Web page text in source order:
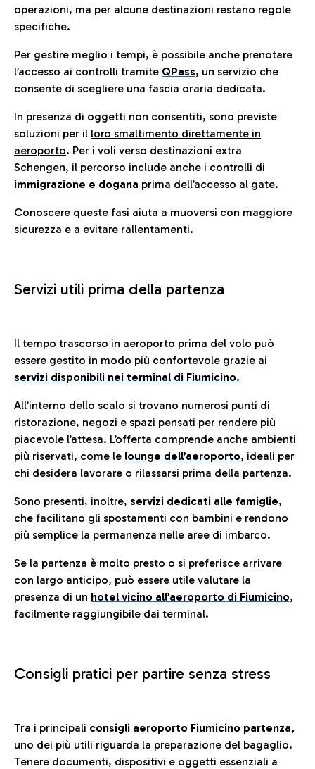
operazioni, ma per alcune destinazioni restano regole
specifiche.
Per gestire meglio i tempi, è possibile anche prenotare
l’accesso ai controlli tramite QPass, un servizio che
consente di scegliere una fascia oraria dedicata.
In presenza di oggetti non consentiti, sono previste
soluzioni per il loro smaltimento direttamente in
aeroporto. Per i voli verso destinazioni extra
Schengen, il percorso include anche i controlli di
immigrazione e dogana prima dell’accesso al gate.
Conoscere queste fasi aiuta a muoversi con maggiore
sicurezza e a evitare rallentamenti.
Servizi utili prima della partenza
Il tempo trascorso in aeroporto prima del volo può
essere gestito in modo più confortevole grazie ai
servizi disponibili nei terminal di Fiumicino.
All’interno dello scalo si trovano numerosi punti di
ristorazione, negozi e spazi pensati per rendere più
piacevole l’attesa. L’offerta comprende anche ambienti
più riservati, come le lounge dell’aeroporto, ideali per
chi desidera lavorare o rilassarsi prima della partenza.
Sono presenti, inoltre, servizi dedicati alle famiglie,
che facilitano gli spostamenti con bambini e rendono
più semplice la permanenza nelle aree di imbarco.
Se la partenza è molto presto o si preferisce arrivare
con largo anticipo, può essere utile valutare la
presenza di un hotel vicino all’aeroporto di Fiumicino,
facilmente raggiungibile dai terminal.
Consigli pratici per partire senza stress
Tra i principali consigli aeroporto Fiumicino partenza,
uno dei più utili riguarda la preparazione del bagaglio.
Tenere documenti, dispositivi e oggetti essenziali a